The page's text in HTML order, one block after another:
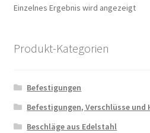
Einzelnes Ergebnis wird angezeigt
Produkt-Kategorien
Befestigungen
Befestigungen, Verschlüsse und
Beschläge aus Edelstahl